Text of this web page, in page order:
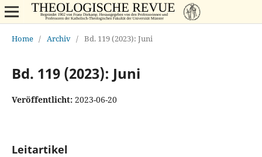
Home / Archiv / Bd. 119 (2023): Juni
Bd. 119 (2023): Juni
Veröffentlicht: 2023-06-20
Leitartikel